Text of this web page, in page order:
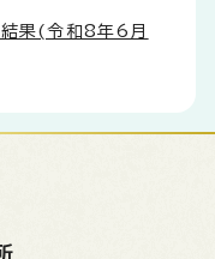
果(令和8年6月